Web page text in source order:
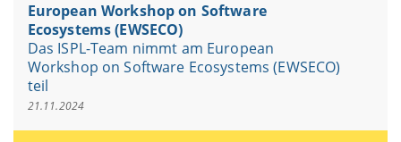
European Workshop on Software
Ecosystems (EWSECO)
Das ISPL-Team nimmt am European
Workshop on Software Ecosystems (EWSECO)
teil
21.11.2024